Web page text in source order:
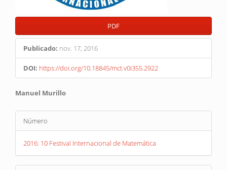
PDF
Publicado: nov. 17, 2016
DOI: https://doi.org/10.18845/mct.v0i355.2922
Contenido
principal
del
artículo
Manuel Murillo
Detalles
del
artículo
Número
2016: 10 Festival Internacional de Matemática